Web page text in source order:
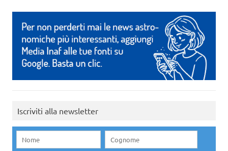
Iscriviti alla newsletter